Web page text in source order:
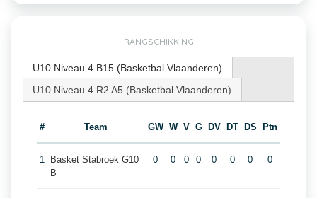
RANGSCHIKKING
U10 Niveau 4 B15 (Basketbal Vlaanderen)
U10 Niveau 4 R2 A5 (Basketbal Vlaanderen)
# Team GW W V G DV DT DS Ptn
1
Basket Stabroek G10
B
0 0 0 0 0 0 0 0